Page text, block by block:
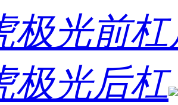
极光前
极光后杠